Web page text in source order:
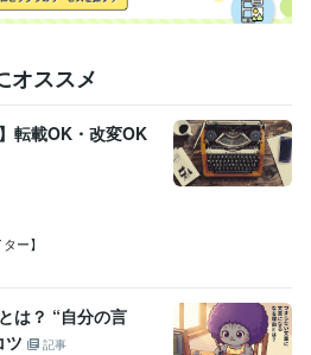
オススメ
転載OK・改変OK
ー】
は？ “自分の言
ツ
記事